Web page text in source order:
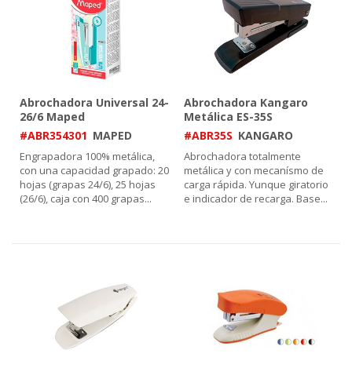
Abrochadora Universal 24-
26/6 Maped
#ABR354301 MAPED
Engrapadora 100% metálica,
con una capacidad grapado: 20
hojas (grapas 24/6), 25 hojas
(26/6), caja con 400 grapas...
Abrochadora Kangaro
Metálica ES-35S
#ABR35S KANGARO
Abrochadora totalmente
metálica y con mecanísmo de
carga rápida. Yunque giratorio
e indicador de recarga. Base...